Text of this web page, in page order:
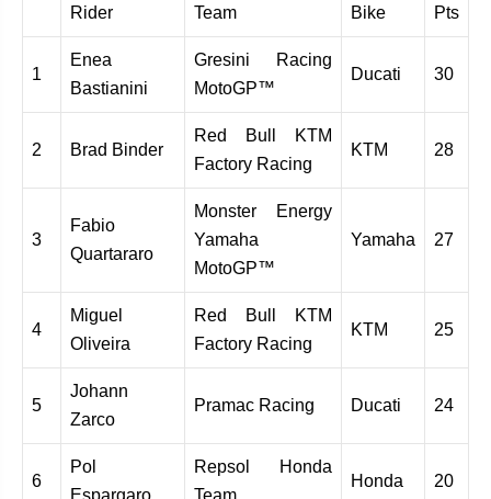
Rider Team Bike Pts
1
Enea
Bastianini
Gresini Racing
MotoGP™
Ducati 30
2 Brad Binder
Red Bull KTM
Factory Racing
KTM 28
3
Fabio
Quartararo
Monster Energy
Yamaha
MotoGP™
Yamaha 27
4
Miguel
Oliveira
Red Bull KTM
Factory Racing
KTM 25
5
Johann
Zarco
Pramac Racing Ducati 24
6
Pol
Espargaro
Repsol Honda
Team
Honda 20